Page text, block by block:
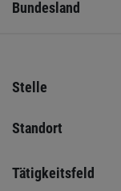
Bundesland
Stelle
Standort
Tätigkeitsfeld